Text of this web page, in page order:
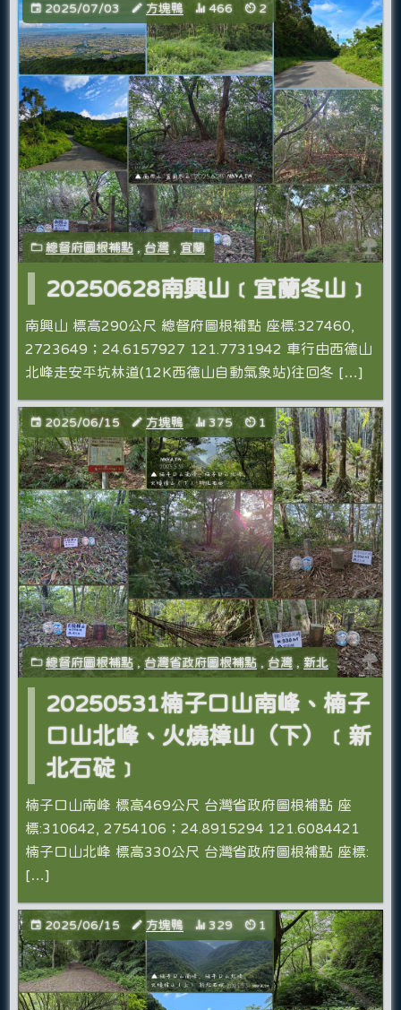
2025/07/03 方塊鴨 466 2
總督府圖根補點 ,台灣 , 宜蘭
20250628南興山﹝宜蘭冬山﹞
南興山 標高290公尺 總督府圖根補點 座標:327460,
2723649；24.6157927 121.7731942 車行由西德山
北峰走安平坑林道(12K西德山自動氣象站)往回冬 […]
2025/06/15 方塊鴨 375 1
總督府圖根補點 ,台灣省政府圖根補點,台灣 ,新北
20250531楠子口山南峰、楠子
口山北峰、火燒樟山（下）﹝新
北石碇﹞
楠子口山南峰 標高469公尺 台灣省政府圖根補點 座
標:310642, 2754106；24.8915294 121.6084421
楠子口山北峰 標高330公尺 台灣省政府圖根補點 座標:
[…]
2025/06/15 方塊鴨 329 1